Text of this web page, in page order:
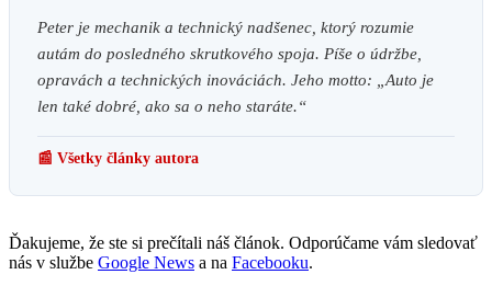
Peter je mechanik a technický nadšenec, ktorý rozumie
autám do posledného skrutkového spoja. Píše o údržbe,
opravách a technických inováciách. Jeho motto: „Auto je
len také dobré, ako sa o neho staráte.“
📰 Všetky články autora
Ďakujeme, že ste si prečítali náš článok. Odporúčame vám sledovať
nás v službe Google News a na Facebooku.